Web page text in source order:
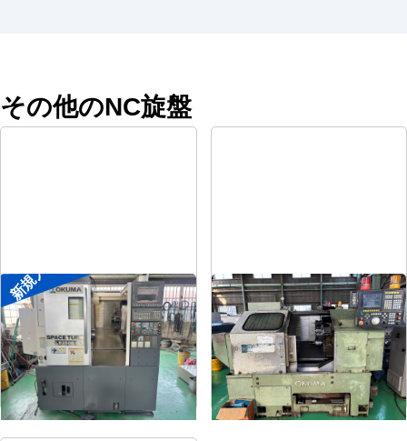
その他のNC旋盤
新規入荷
8″NC旋盤
メーカー オークマ
形 式LB2500EX
年 式
8″NC旋盤
メーカー オークマ
形 式LB-12
年 式1989